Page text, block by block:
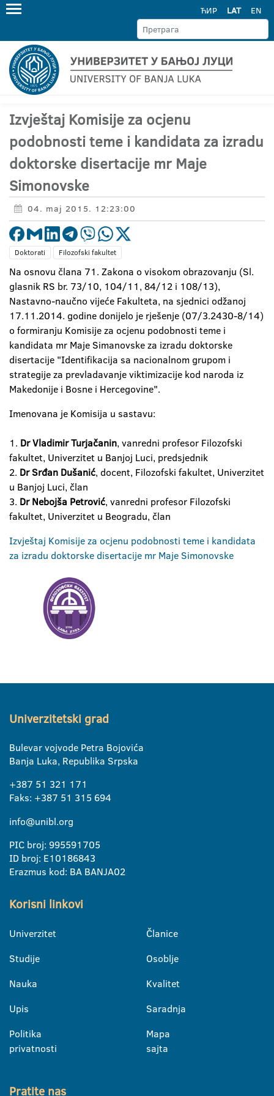
ЋИР LAT EN
Izvještaj Komisije za ocjenu
podobnosti teme i kandidata za izradu
doktorske disertacije mr Maje
Simonovske
04. maj 2015. 12:23:00
Doktorati Filozofski fakultet
Na osnovu člana 71. Zakona o visokom obrazovanju (Sl.
glasnik RS br. 73/10, 104/11, 84/12 i 108/13),
Nastavno-naučno vijeće Fakulteta, na sjednici odžanoj
17.11.2014. godine donijelo je rješenje (07/3.2430-8/14)
o formiranju Komisije za ocjenu podobnosti teme i
kandidata mr Maje Simanovske za izradu doktorske
disertacije "Identifikacija sa nacionalnom grupom i
strategije za prevladavanje viktimizacije kod naroda iz
Makedonije i Bosne i Hercegovine".
Imenovana je Komisija u sastavu:
1. Dr Vladimir Turjačanin, vanredni profesor Filozofski
fakultet, Univerzitet u Banjoj Luci, predsjednik
2. Dr Srđan Dušanić, docent, Filozofski fakultet, Univerzitet
u Banjoj Luci, član
3. Dr Nebojša Petrović, vanredni profesor Filozofski
fakultet, Univerzitet u Beogradu, član
Izvještaj Komisije za ocjenu podobnosti teme i kandidata
za izradu doktorske disertacije mr Maje Simonovske
Univerzitetski grad
Bulevar vojvode Petra Bojovića
Banja Luka, Republika Srpska
+387 51 321 171
Faks: +387 51 315 694
info@unibl.org
PIC broj: 995591705
ID broj: E10186843
Erazmus kod: BA BANJA02
Korisni linkovi
Univerzitet
Studije
Nauka
Upis
Politika
privatnosti
Članice
Osoblje
Kvalitet
Saradnja
Mapa
sajta
Pratite nas